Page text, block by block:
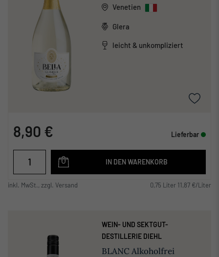
Venetien
Glera
leicht & unkompliziert
8,90 € Lieferbar
IN DEN WARENKORB
inkl. MwSt., zzgl. Versand 0,75 Liter 11,87 €/Liter
WEIN- UND SEKTGUT-
DESTILLERIE DIEHL
BLANC Alkoholfrei